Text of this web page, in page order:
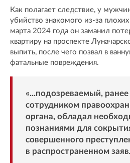
Как полагает следствие, у
убийство знакомого из-за
марта 2024 года он заманил
квартиру на проспекте
выпить, после чего позвал в
фатальные повреждения.
«...подозреваемый, ранее
сотрудником
органа, обладал
познаниями для
совершенного
в распространенном